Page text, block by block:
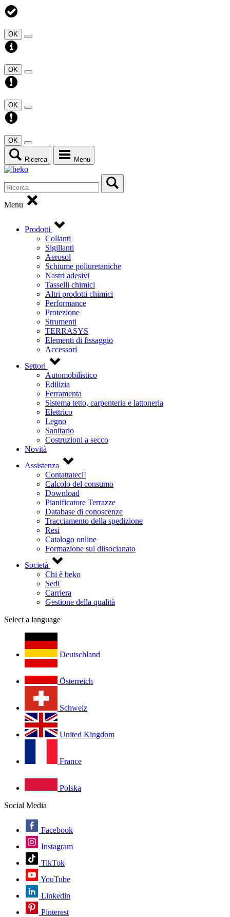
OK
OK
OK
OK
Ricerca Menu
Menu
Prodotti
Collanti
Sigillanti
Aerosol
Schiume poliuretaniche
Nastri adesivi
Tasselli chimici
Altri prodotti chimici
Performance
Protezione
Strumenti
TERRASYS
Elementi di fissaggio
Accessori
Settori
Automobilistico
Edilizia
Ferramenta
Sistema tetto, carpenteria e lattoneria
Elettrico
Legno
Sanitario
Costruzioni a secco
Novità
Assistenza
Contattateci!
Calcolo del consumo
Download
Pianificatore Terrazze
Database di conoscenze
Tracciamento della spedizione
Resi
Catalogo online
Formazione sul diisocianato
Società
Chi è beko
Sedi
Carriera
Gestione della qualità
Select a language
Deutschland
Österreich
Schweiz
United Kingdom
France
Polska
Social Media
Facebook
Instagram
TikTok
YouTube
Linkedin
Pinterest